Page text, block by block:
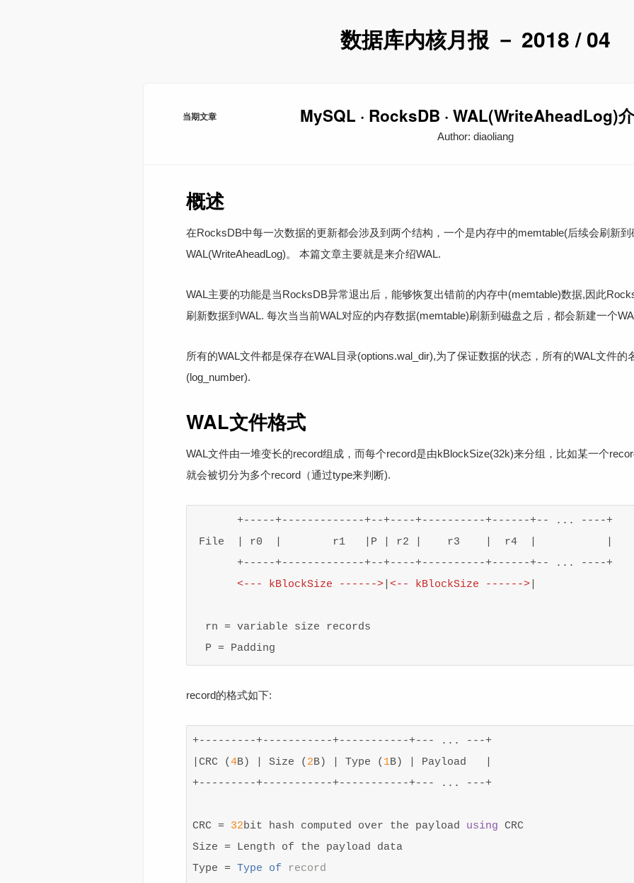
数据库内核月报 － 2018 / 04
当期文章 MySQL · RocksDB · WAL(WriteAheadLog)
Author: diaoliang
概述
在RocksDB中每一次数据的更新都会涉及到两个结构，一个是内存中的memtable(后续会刷新
WAL(WriteAheadLog)。 本篇文章主要就是来介绍WAL.
WAL主要的功能是当RocksDB异常退出后，能够恢复出错前的内存中(memtable)数据,因此
刷新数据到WAL. 每次当当前WAL对应的内存数据(memtable)刷新到磁盘之后，都会新建一个
所有的WAL文件都是保存在WAL目录(options.wal_dir),为了保证数据的状态，所有的WAL文件的
(log_number).
WAL文件格式
WAL文件由一堆变长的record组成，而每个record是由kBlockSize(32k)来分组，比如某一个
就会被切分为多个record（通过type来判断).
       +-----+-------------+--+----+----------+------+-- ... ----+
File  | r0  |        r1   |P | r2 |    r3    |  r4  |           |
       +-----+-------------+--+----+----------+------+-- ... ----+
<--- kBlockSize ------>| <-- kBlockSize ------>|
  rn = variable size records
record的格式如下:
+---------+-----------+-----------+--- ... ---+
|CRC (4B) | Size ( 2B) | Type ( 1B) | Payload   |
+---------+-----------+-----------+--- ... ---+
CRC = 32bit hash computed over the payload using CRC
Size = Length of the payload data
Type = Type of
record